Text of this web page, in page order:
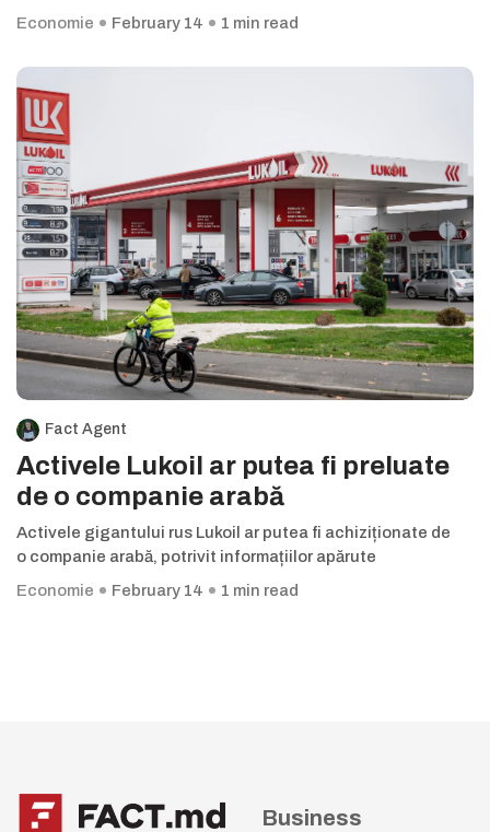
Economie
February 14 1 min read
Fact Agent
Activele Lukoil ar putea fi preluate
de o companie arabă
Activele gigantului rus Lukoil ar putea fi achiziționate de
o companie arabă, potrivit informațiilor apărute
Economie
February 14 1 min read
Business